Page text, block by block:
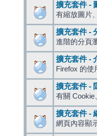
擴充套件 -
有縮放圖片
擴充套件 -
進階的分頁
擴充套件 -
Firefox 的
擴充套件 -
有關
擴充套件 -
網頁內容顯